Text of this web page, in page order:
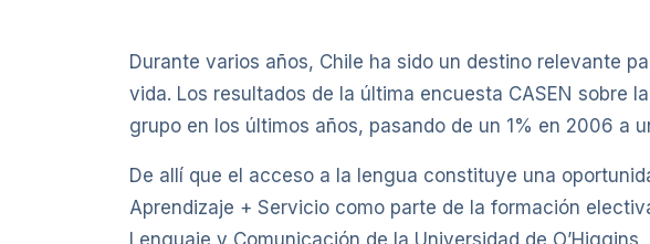
Durante varios años, Chile ha sido un destino relevante
vida. Los resultados de la última encuesta CASEN sobre
grupo en los últimos años, pasando de un 1% en 2006 a
De allí que el acceso a la lengua constituye una
Aprendizaje + Servicio como parte de la formación
Lenguaje y Comunicación de la Universidad de